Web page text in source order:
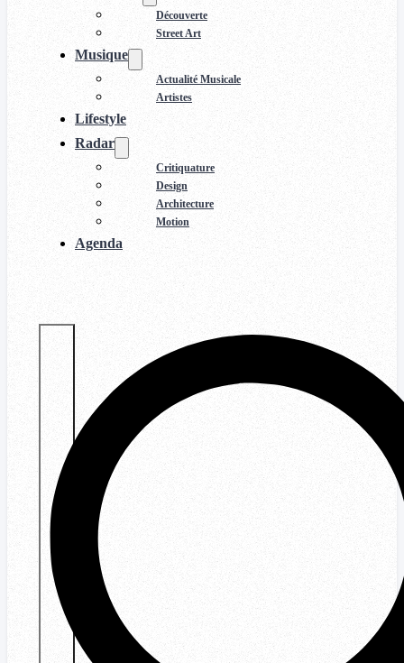
Découverte
Street Art
Musique
Actualité Musicale
Artistes
Lifestyle
Radar
Critiquature
Design
Architecture
Motion
Agenda